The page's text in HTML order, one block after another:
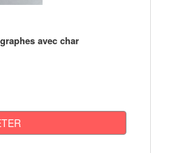
avec char